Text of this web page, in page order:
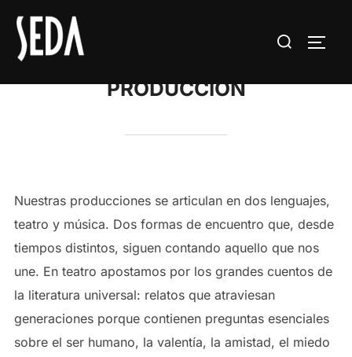
contenido
Buscar:
PRODUCCIÓN
Nuestras producciones se articulan en dos lenguajes,
teatro y música. Dos formas de encuentro que, desde
tiempos distintos, siguen contando aquello que nos
une. En teatro apostamos por los grandes cuentos de
la literatura universal: relatos que atraviesan
generaciones porque contienen preguntas esenciales
sobre el ser humano, la valentía, la amistad, el miedo